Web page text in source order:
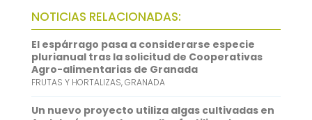
b
o
o
k
t
t
e
r
a
i
l
h
a
t
s
A
L
i
n
k
e
NOTICIAS RELACIONADAS:
El espárrago pasa a considerarse especie
plurianual tras la solicitud de Cooperativas
Agro-alimentarias de Granada
FRUTAS Y HORTALIZAS,GRANADA
Un nuevo proyecto utiliza algas cultivadas en